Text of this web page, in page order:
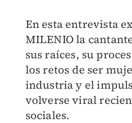
En esta entrevista
MILENIOla
sus raíces, su
los retos de ser
industria y el
volverse viral
sociales.